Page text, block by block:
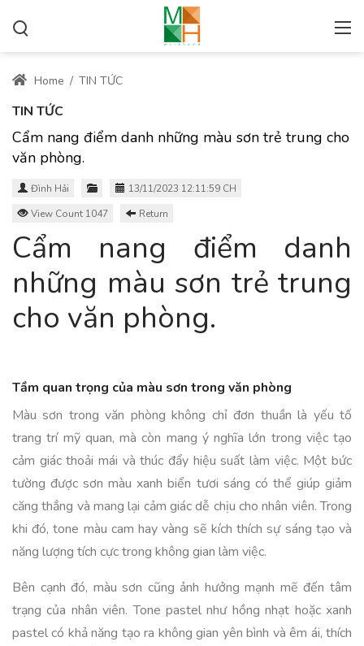
Home / TIN TỨC
TIN TỨC
Cẩm nang điểm danh những màu sơn trẻ trung cho
văn phòng.
Đình Hải
13/11/2023 12:11:59 CH
View Count 1047
Return
Cẩm nang điểm danh
những màu sơn trẻ trung
cho văn phòng.
Tầm quan trọng của màu sơn trong văn phòng
Màu sơn trong văn phòng không chỉ đơn thuần là yếu tố
trang trí mỹ quan, mà còn mang ý nghĩa lớn trong việc tạo
cảm giác thoải mái và thúc đẩy hiệu suất làm việc. Một bức
tường được sơn màu xanh biển tươi sáng có thể giúp giảm
căng thẳng và mang lại cảm giác dễ chịu cho nhân viên. Trong
khi đó, tone màu cam hay vàng sẽ kích thích sự sáng tạo và
năng lượng tích cực trong không gian làm việc.
Bên cạnh đó, màu sơn cũng ảnh hưởng mạnh mẽ đến tâm
trạng của nhân viên. Tone pastel như hồng nhạt hoặc xanh
pastel có khả năng tạo ra không gian yên bình và êm ái, thích